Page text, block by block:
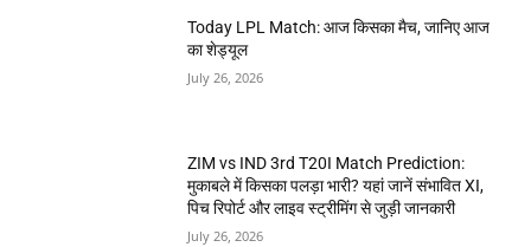
Today LPL Match: आज किसका मैच, जानिए आज
का शेड्यूल
July 26, 2026
ZIM vs IND 3rd T20I Match Prediction:
मुकाबले में किसका पलड़ा भारी? यहां जानें संभावित XI,
पिच रिपोर्ट और लाइव स्ट्रीमिंग से जुड़ी जानकारी
July 26, 2026